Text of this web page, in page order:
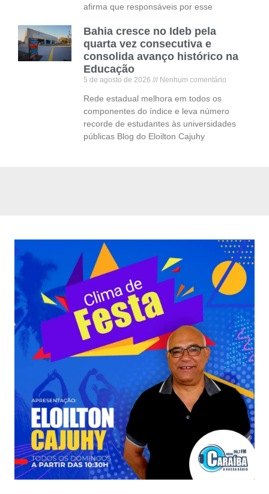
afirma que responsáveis por esse
Bahia cresce no Ideb pela
quarta vez consecutiva e
consolida avanço histórico na
Educação
5 de agosto de 2026 Nenhum comentário
Rede estadual melhora em todos os
componentes do índice e leva número
recorde de estudantes às universidades
públicas Blog do Eloilton Cajuhy